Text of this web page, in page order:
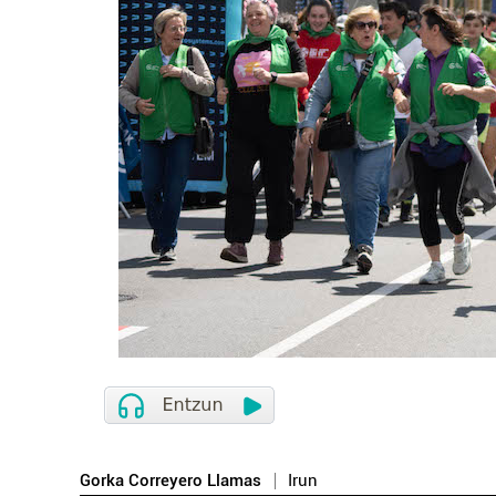
Gorka Correyero Llamas Irun